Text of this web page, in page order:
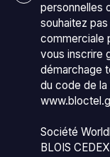
personnelles
souhaitez
commerciale
vous inscrire
démarchage
du code de
Société
BLOIS